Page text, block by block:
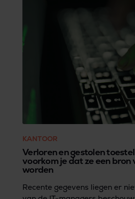
KANTOOR
Verloren en gestolen
voorkom je dat ze een
worden
Recente gegevens liegen er